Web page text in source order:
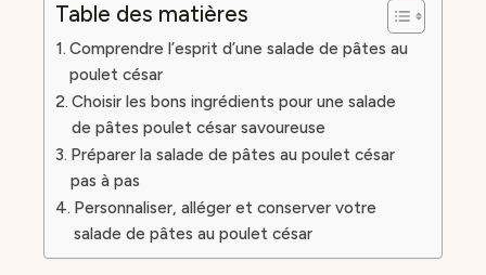
Table des matières
Comprendre l’esprit d’une salade de pâtes au
poulet césar
Choisir les bons ingrédients pour une salade
de pâtes poulet césar savoureuse
Préparer la salade de pâtes au poulet césar
pas à pas
Personnaliser, alléger et conserver votre
salade de pâtes au poulet césar